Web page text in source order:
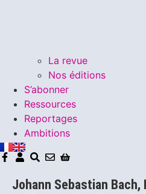
La revue
Nos éditions
S’abonner
Ressources
Reportages
Ambitions
Johann Sebastian Bach,